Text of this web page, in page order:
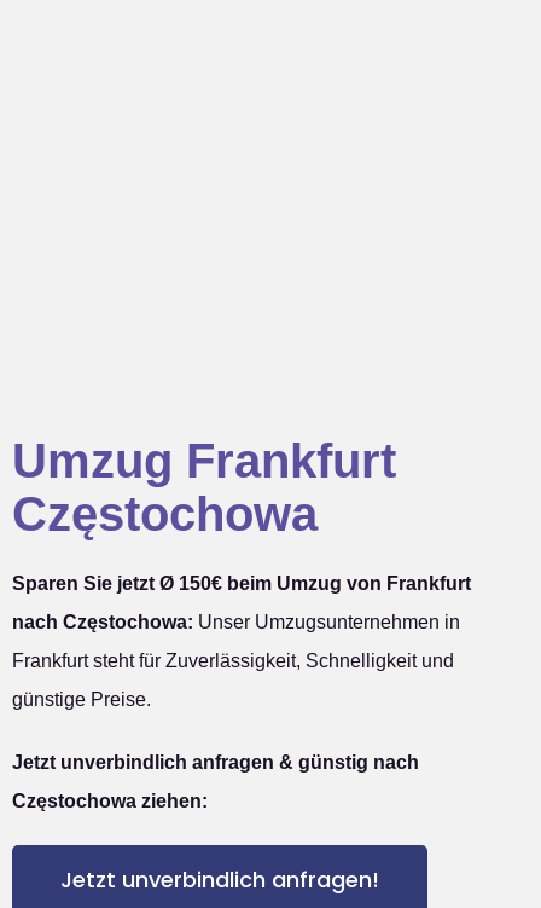
Umzug Frankfurt
Częstochowa
Sparen Sie jetzt Ø 150€ beim Umzug von Frankfurt
nach Częstochowa: Unser Umzugsunternehmen in
Frankfurt steht für Zuverlässigkeit, Schnelligkeit und
günstige Preise.
Jetzt unverbindlich anfragen & günstig nach
Częstochowa ziehen:
Jetzt unverbindlich anfragen!